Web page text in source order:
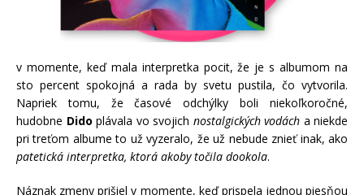
v momente, keď mala interpretka pocit, že je s albumom na
sto percent spokojná a rada by svetu pustila, čo vytvorila.
Napriek tomu, že časové odchýlky boli niekoľkoročné,
hudobne Dido plávala vo svojich nostalgických vodách a niekde
pri treťom albume to už vyzeralo, že už nebude znieť inak, ako
patetická interpretka, ktorá akoby točila dookola.
Náznak zmeny prišiel v momente, keď prispela jednou piesňou